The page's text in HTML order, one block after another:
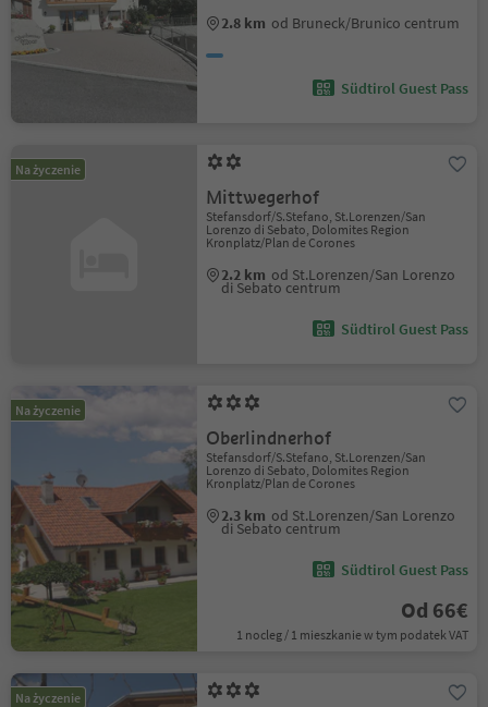
2.8 km od Bruneck/Brunico centrum
Südtirol Guest Pass
Na życzenie
Mittwegerhof
Stefansdorf/S.Stefano, St.Lorenzen/San
Lorenzo di Sebato, Dolomites Region
Kronplatz/Plan de Corones
2.2 km od St.Lorenzen/San Lorenzo
di Sebato centrum
Südtirol Guest Pass
Na życzenie
Oberlindnerhof
Stefansdorf/S.Stefano, St.Lorenzen/San
Lorenzo di Sebato, Dolomites Region
Kronplatz/Plan de Corones
2.3 km od St.Lorenzen/San Lorenzo
di Sebato centrum
Südtirol Guest Pass
Od 66€
1 nocleg / 1 mieszkanie w tym podatek VAT
Na życzenie